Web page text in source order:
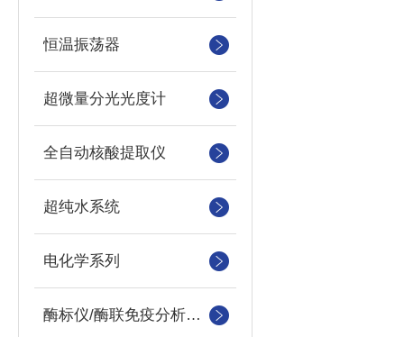
恒温振荡器
超微量分光光度计
全自动核酸提取仪
超纯水系统
电化学系列
酶标仪/酶联免疫分析仪及洗板机